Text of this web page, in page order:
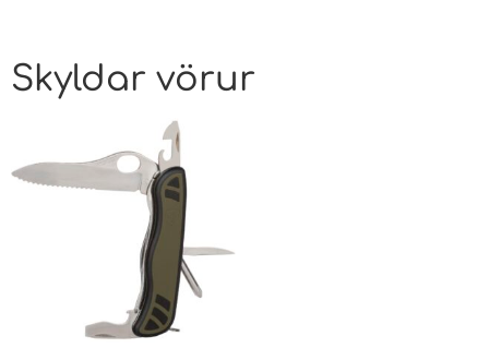
Skyldar vörur